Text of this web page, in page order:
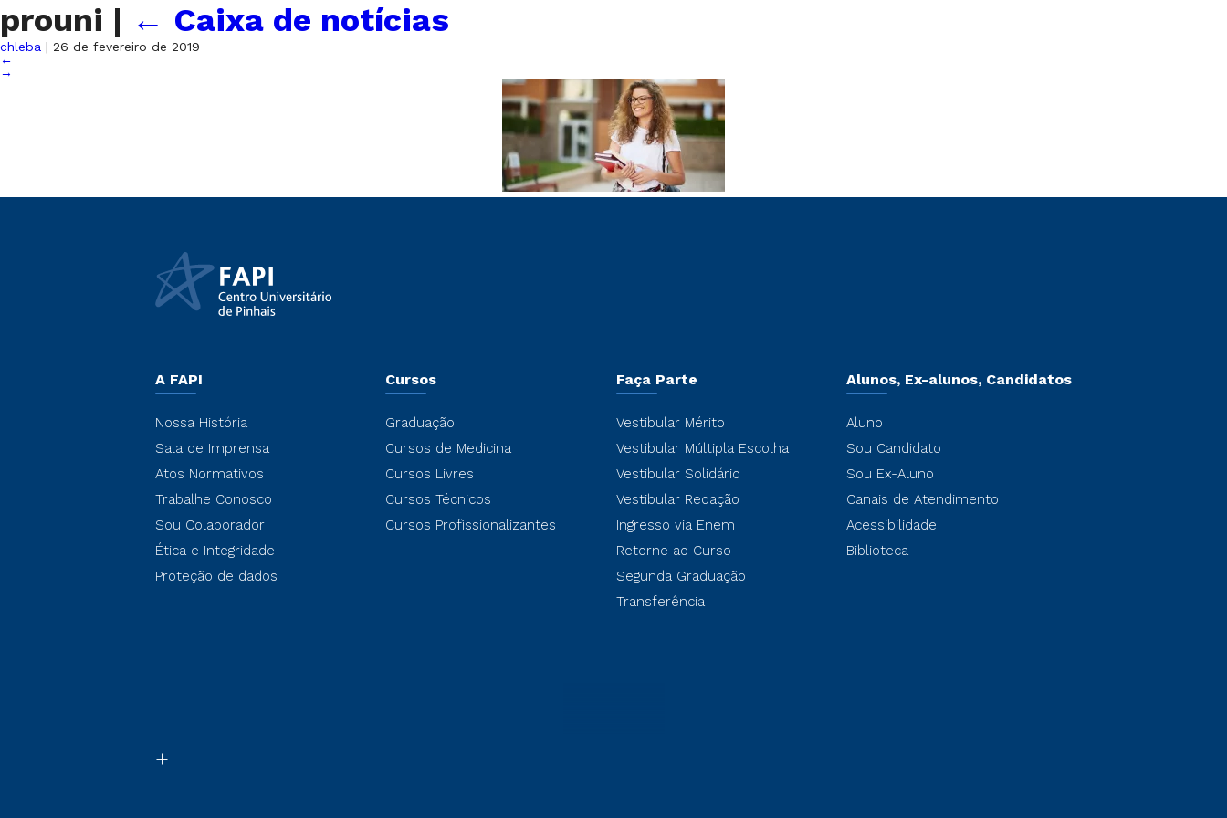
prouni | ← Caixa de notícias
chleba | 26 de fevereiro de 2019
←
→
A FAPI
Nossa História
Sala de Imprensa
Atos Normativos
Trabalhe Conosco
Sou Colaborador
Ética e Integridade
Proteção de dados
Cursos
Graduação
Cursos de Medicina
Cursos Livres
Cursos Técnicos
Cursos Profissionalizantes
Faça Parte
Vestibular Mérito
Vestibular Múltipla Escolha
Vestibular Solidário
Vestibular Redação
Ingresso via Enem
Retorne ao Curso
Segunda Graduação
Transferência
Alunos, Ex-alunos, Candidatos
Aluno
Sou Candidato
Sou Ex-Aluno
Canais de Atendimento
Acessibilidade
Biblioteca